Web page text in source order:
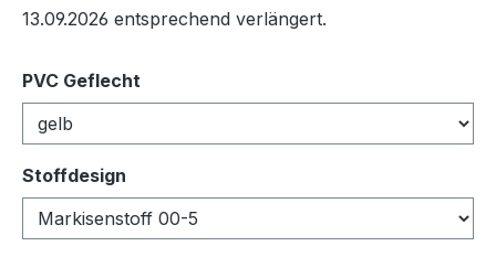
13.09.2026 entsprechend verlängert.
PVC Geflecht
Stoffdesign